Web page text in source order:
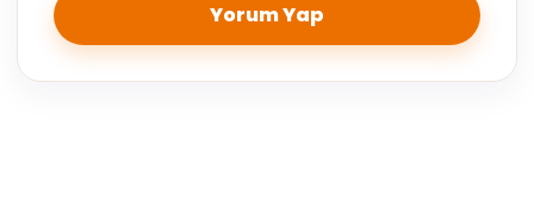
Yorum Yap